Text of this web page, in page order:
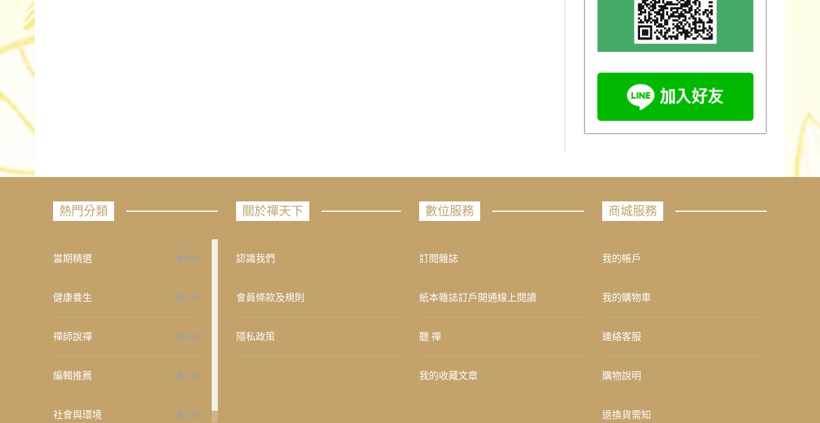
熱門分類
當期精選 658
健康養生 276
禪師說禪 267
編輯推薦 236
社會與環境 235
關於禪天下
認識我們
會員條款及規則
隱私政策
數位服務
訂閱雜誌
紙本雜誌訂戶開通線上閱讀
聽 禪
我的收藏文章
商城服務
我的帳戶
我的購物車
連絡客服
購物說明
退換貨需知